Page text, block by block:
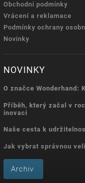
Obchodní podmínky
Vrácení a reklamace
Podmínky ochrany
Novinky
NOVINKY
O značce Wonderhand:
Příběh, který začal v
inovaci
Naše cesta k
Jak vybrat správnou
Archiv